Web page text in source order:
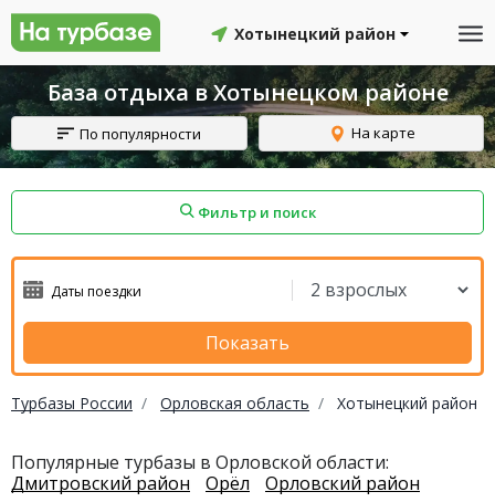
Хотынецкий район
База отдыха в Хотынецком районе
По популярности На карте
Фильтр и поиск
Показать
Турбазы России Орловская область Хотынецкий район
Популярные турбазы в Орловской области:
Дмитровский район
Орёл Орловский район
Смоленский район Топчихинский район
Красноборский район
Онежский район
Северодвинск Устьянский район